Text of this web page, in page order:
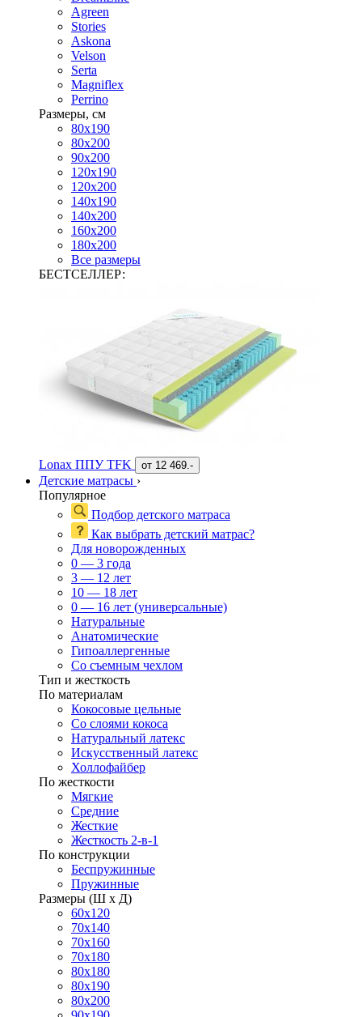
Agreen
Stories
Askona
Velson
Serta
Magniflex
Perrino
Размеры, см
80х190
80х200
90х200
120х190
120х200
140х190
140х200
160х200
180х200
Все размеры
БЕСТСЕЛЛЕР:
Lonax ППУ TFK от 12 469.-
Детские матрасы ›
Популярное
Подбор детского матраса
Как выбрать детский матрас?
Для новорожденных
0 — 3 года
3 — 12 лет
10 — 18 лет
0 — 16 лет (универсальные)
Натуральные
Анатомические
Гипоаллергенные
Со съемным чехлом
Тип и жесткость
По материалам
Кокосовые цельные
Со слоями кокоса
Натуральный латекс
Искусственный латекс
Холлофайбер
По жесткости
Мягкие
Средние
Жесткие
Жесткость 2-в-1
По конструкции
Беспружинные
Пружинные
Размеры (Ш х Д)
60х120
70х140
70х160
70х180
80х180
80х190
80х200